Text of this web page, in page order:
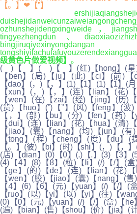
【。】❤【”】
ozhunshejidengxingweide，
tingyezhengdun、
级黄色片做爱视频】 。
( )【 】( )【 】(红)【hong】(星)
【ben】(局)【ju】(此)【ci】(前)
【dao】(，)【，】(1)【1】(1)【1】(
【xun】(，)【，】(连)【lian】(花)
【wen】(在)【zai】(经)【jing】(历)【
(货)【huo】(”)【”】(风)【feng】(波
【，】(部)【bu】(分)【fen】(药)
【dui】(连)【lian】(花)【hua】(清)
【jiao】(囊)【nang】(均)【jun】(
【tong】(程)【cheng】(度)【du】
【。】(彼)【bi】(时)【shi】(，)【，
(店)【dian】(0)【0】(.)【.】(3)【3】
(4)【4】(8)【8】(粒)【li】(/)【/】(
【ge】(的)【de】(连)【lian】(花)
【wen】(胶)【jiao】(囊)【nang】(
【4】(6)【6】(元)【yuan】(/)【/】(
【ruo】(以)【yi】(以)【yi】(往)【
(0)【0】(元)【yuan】(/)【/】(盒)【he
(遍)【bian】(售)【shou】(价)【jia】(